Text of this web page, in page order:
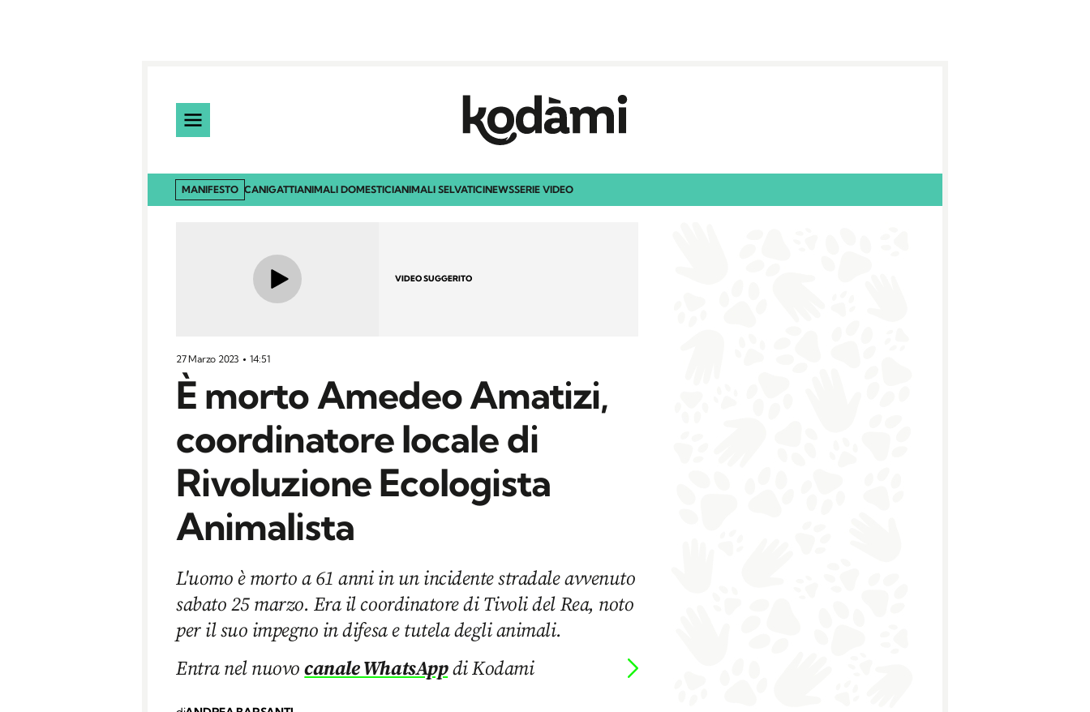
MANIFESTO CANIGATTIANIMALI DOMESTICIANIMALI SELVATICINEWSSERIE VIDEO
VIDEO SUGGERITO
27 Marzo 2023 14:51
È morto Amedeo Amatizi,
coordinatore locale di
Rivoluzione Ecologista
Animalista
L'uomo è morto a 61 anni in un incidente stradale avvenuto
sabato 25 marzo. Era il coordinatore di Tivoli del Rea, noto
per il suo impegno in difesa e tutela degli animali.
Entra nel nuovocanale WhatsAppdi Kodami